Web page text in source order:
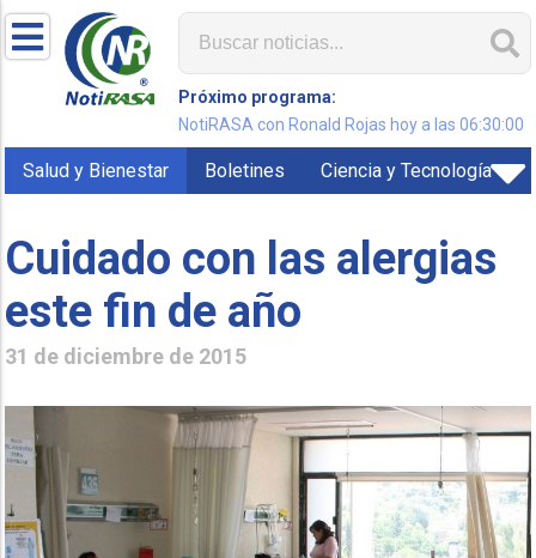
Próximo programa:
NotiRASA con Ronald Rojas hoy a las 06:30:00
Salud y Bienestar Boletines Ciencia y Tecnología
Cuidado con las alergias
este fin de año
31 de diciembre de 2015